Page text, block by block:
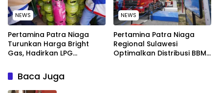
NEWS
Pertamina Patra Niaga
Turunkan Harga Bright
Gas, Hadirkan LPG
Lebih Kompetitif
NEWS
Pertamina Patra Niaga
Regional Sulawesi
Optimalkan Distribusi BBM
Baca Juga